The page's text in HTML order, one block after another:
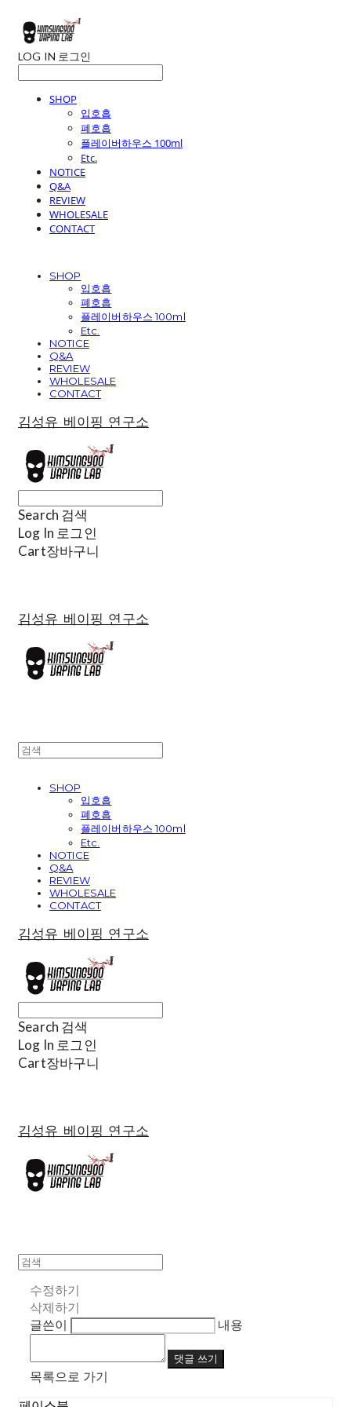
LOG IN 로그인
SHOP
입호흡
폐호흡
플레이버하우스 100ml
Etc.
NOTICE
Q&A
REVIEW
WHOLESALE
CONTACT
SHOP
입호흡
폐호흡
플레이버하우스 100ml
Etc.
NOTICE
Q&A
REVIEW
WHOLESALE
CONTACT
김성유 베이핑 연구소
Search 검색
Log In 로그인
Cart장바구니
김성유 베이핑 연구소
SHOP
입호흡
폐호흡
플레이버하우스 100ml
Etc.
NOTICE
Q&A
REVIEW
WHOLESALE
CONTACT
김성유 베이핑 연구소
Search 검색
Log In 로그인
Cart장바구니
김성유 베이핑 연구소
수정하기
삭제하기
글쓴이
내용
댓글 쓰기
목록으로 가기